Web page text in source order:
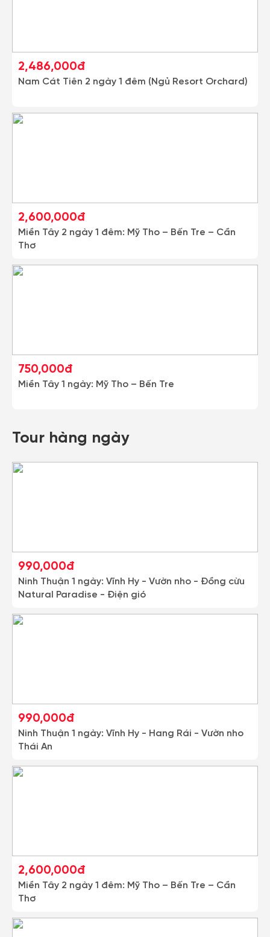
2,486,000đ
Nam Cát Tiên 2 ngày 1 đêm (Ngủ Resort Orchard)
2,600,000đ
Miền Tây 2 ngày 1 đêm: Mỹ Tho – Bến Tre – Cần
Thơ
750,000đ
Miền Tây 1 ngày: Mỹ Tho – Bến Tre
Tour hàng ngày
990,000đ
Ninh Thuận 1 ngày: Vĩnh Hy - Vườn nho - Đồng cừu
Natural Paradise - Điện gió
990,000đ
Ninh Thuận 1 ngày: Vĩnh Hy - Hang Rái - Vườn nho
Thái An
2,600,000đ
Miền Tây 2 ngày 1 đêm: Mỹ Tho – Bến Tre – Cần
Thơ